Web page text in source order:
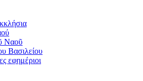
Ναοῦ
Βασιλείου
εφημέριοι